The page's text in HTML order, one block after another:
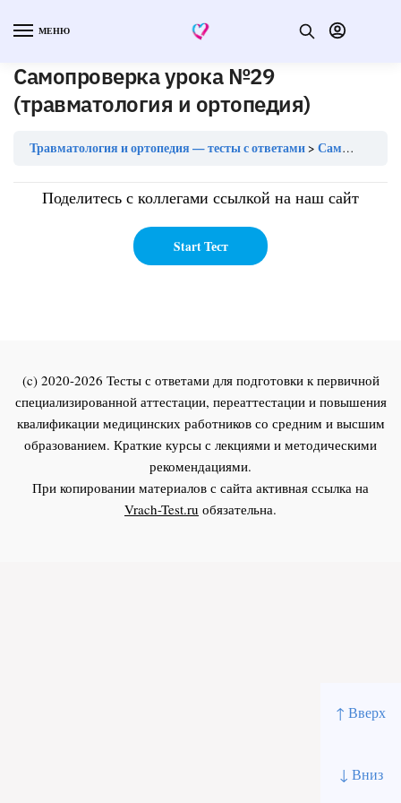
↑ Вверх
↓ Вниз
МЕНЮ
Самопроверка урока №29
(травматология и ортопедия)
Травматология и ортопедия — тесты с ответами Самопроверка урока №29 (травматология и ортопедия)
Поделитесь с коллегами ссылкой на наш сайт
(c) 2020-2026 Тесты с ответами для подготовки к первичной
специализированной аттестации, переаттестации и повышения
квалификации медицинских работников со средним и высшим
образованием. Краткие курсы с лекциями и методическими
рекомендациями.
При копировании материалов с сайта активная ссылка на
Vrach-Test.ru обязательна.